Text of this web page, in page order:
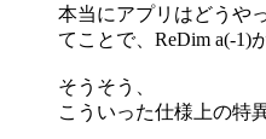
本当にアプリはどうや
てことで、ReDim a(-1)
そうそう、
こういった仕様上の特